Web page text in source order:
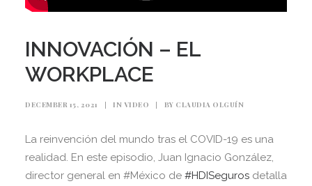
INNOVACIÓN – EL
WORKPLACE
DECEMBER 15, 2021 | IN VIDEO | BY CLAUDIA OLGUÍN
La reinvención del mundo tras el COVID-19 es una
realidad. En este episodio, Juan Ignacio González,
director general en #México de #HDISeguros detalla